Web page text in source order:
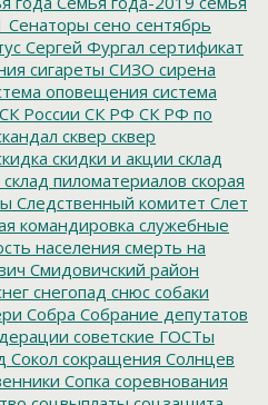
Сенаторы сено сентябрь
Сергей Фургал сертификат
сигареты СИЗО сирена
оповещения система
СК России СК РФ СК РФ по
сквер сквер
скидки и акции склад
склад пиломатериалов скорая
Следственный комитет Слет
командировка служебные
населения смерть на
Смидовичский район
снегопад снюс собаки
Собра Собрание депутатов
советские ГОСТы
Сокол сокращения Солнцев
Сопка соревнования